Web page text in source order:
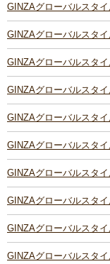
GINZAグローバルスタ
GINZAグローバルスタ
GINZAグローバルスタ
GINZAグローバルスタ
GINZAグローバルスタ
GINZAグローバルスタ
GINZAグローバルスタ
GINZAグローバルスタ
GINZAグローバルスタ
GINZAグローバルスタ